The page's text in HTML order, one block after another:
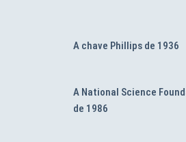
A chave Phillips de 1936
A National Science
de 1986